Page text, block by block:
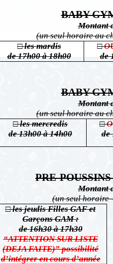
BABY
Montant
(un seul horaire au
□ les mardis
de 17h00 à 18h00
□
de
BABY
Montant
(un seul horaire au
□ les mercredis
de 13h00 à 14h00
□
de
PRE-
Montant
(un seul horaire
□ les jeudis Filles GAF et
Garçons GAM :
de 16h30 à 17h30
“ATTENTION SUR LISTE
(DEJA FAITE)”possibilité
d’intégrer en cours d’année